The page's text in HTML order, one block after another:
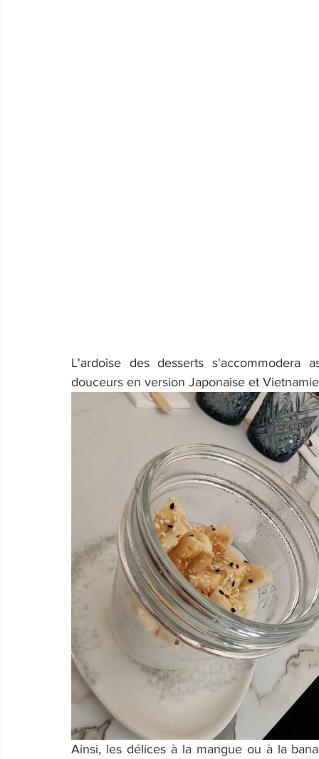
L'ardoise des desserts
douceurs en version Japonaise et
Ainsi, les délices à la mangue ou à la